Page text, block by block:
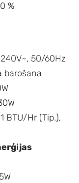
%
50/60Hz
barošana
BTU/Hr (Tip.),